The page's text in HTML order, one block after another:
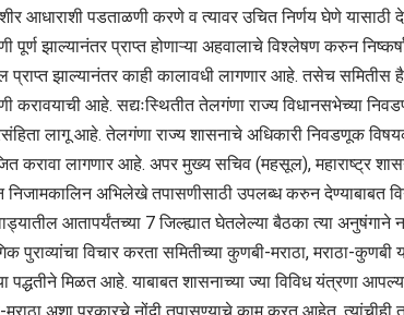
आधाराशी पडताळणी करणे व त्‍यावर उचित निर्णय घेणे
पूर्ण झाल्‍यानंतर प्राप्‍त होणाऱ्या अहवालाचे विश्‍लेषण करुन
प्राप्‍त झाल्‍यानंतर काही कालावधी लागणार आहे. तसेच
करावयाची आहे. सद्यःस्थितीत तेलगंणा राज्‍य विधानसभेच्‍या
लागू आहे. तेलगंणा राज्‍य शासनाचे अधिकारी निवडणूक
करावा लागणार आहे. अपर मुख्य सचिव (महसूल), महाराष्ट्र
निजामकालिन अभिलेखे तपासणीसाठी उपलब्ध करुन देण्याबाबत
आतापर्यंतच्या 7 जिल्ह्यात घेतलेल्या बैठका त्या
पुराव्यांचा विचार करता समितीच्या कुणबी-मराठा, मराठा-
पद्धतीने मिळत आहे. याबाबत शासनाच्या ज्या विविध यंत्रणा